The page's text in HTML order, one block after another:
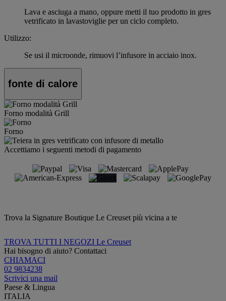
Lava e asciuga a mano, oppure metti il tuo prodotto in gres
vetrificato in lavastoviglie per un ciclo completo.
Utilizzo:
Se usi il microonde, rimuovi l’infusore in acciaio inox.
fonte di calore
Forno modalità Grill
Forno
Accettiamo i seguenti metodi di pagamento
Trova la Signature Boutique Le Creuset più vicina a te
TROVA TUTTI I NEGOZI Le Creuset
Hai bisogno di aiuto? Contattaci
CHIAMACI
02 9834238
Scrivici una mail
Paese & Lingua
ITALIA